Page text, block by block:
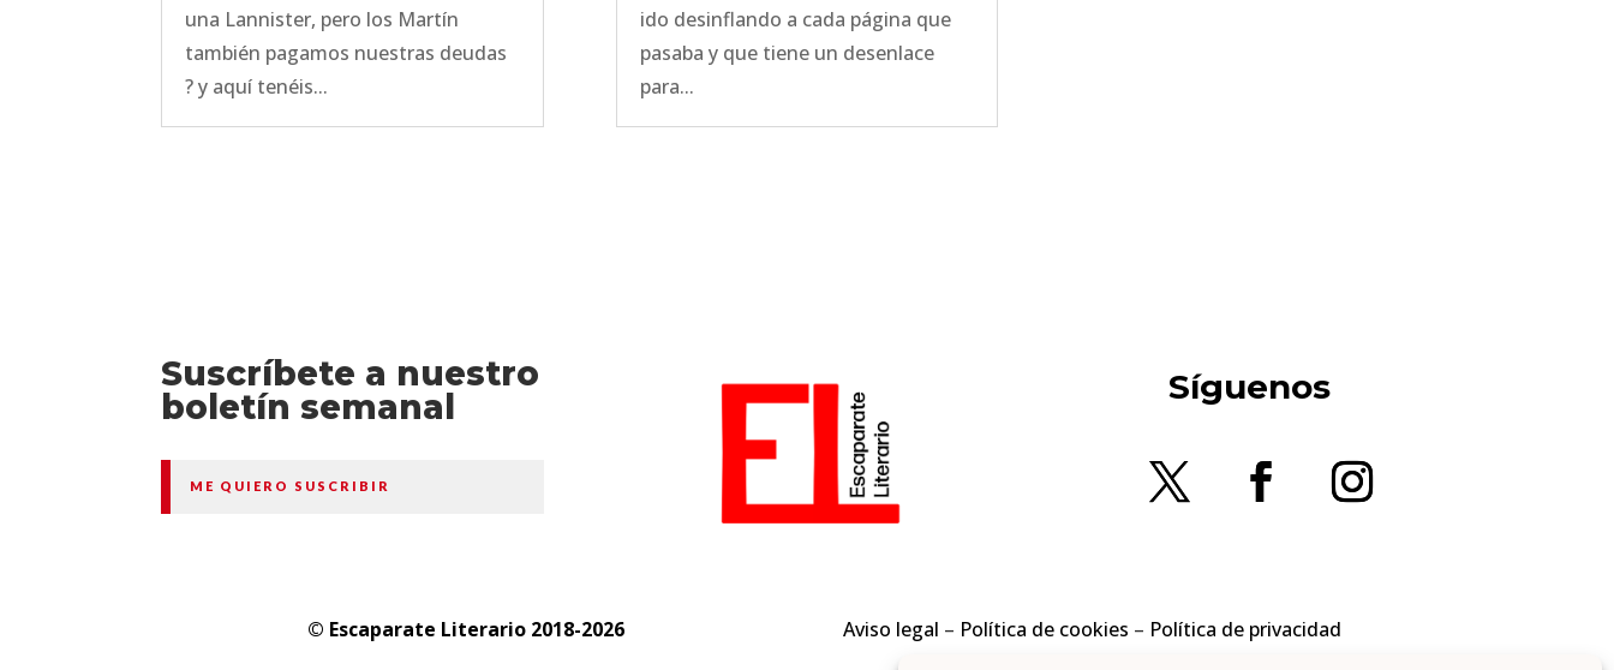
una Lannister, pero los Martín
también pagamos nuestras deudas
? y aquí tenéis...
ido desinflando a cada página que
pasaba y que tiene un desenlace
para...
Suscríbete a nuestro
boletín semanal
ME QUIERO SUSCRIBIR
Síguenos
© Escaparate Literario 2018-2026 Aviso legal – Política de cookies – Política de privacidad